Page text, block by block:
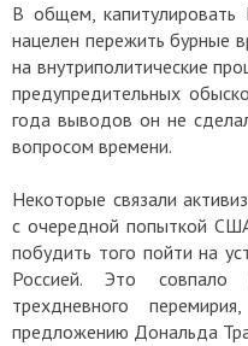
В общем,
нацелен пережить бурные
на внутриполитические
предупредительных
года выводов он не
вопросом времени.
Некоторые связали
с очередной попыткой
побудить того пойти на
Россией. Это
трехдневного
предложению Дональда